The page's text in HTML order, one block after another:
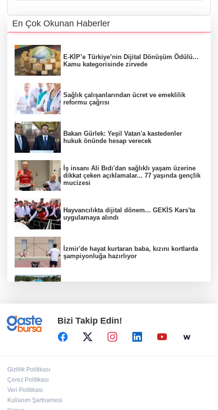
En Çok Okunan Haberler
E-KİP’e Türkiye’nin Dijital Dönüşüm Ödülü...
Kamu kategorisinde zirvede
Sağlık çalışanlarından ücret ve emeklilik
reformu çağrısı
Bakan Gürlek: Yeşil Vatan'a kastedenler
hukuk önünde hesap verecek
İş insanı Ali Bıdı'dan sağlıklı yaşam üzerine
dikkat çeken açıklamalar... 77 yaşında gençlik
mucizesi
Hayvancılıkta dijital dönem... GEKİS Kars'ta
uygulamaya alındı
İzmir'de hayat kurtaran baba, kızını kortlarda
şampiyonluğa hazırlıyor
CHP, Menderes Belediye Başkanı İlkay Çiçek'i
kesin ihraç talebiyle disipline sevk etti
Bizi Takip Edin!
Gizlilik Politikası
Çerez Politikası
Veri Politikası
Kullanım Şartnamesi